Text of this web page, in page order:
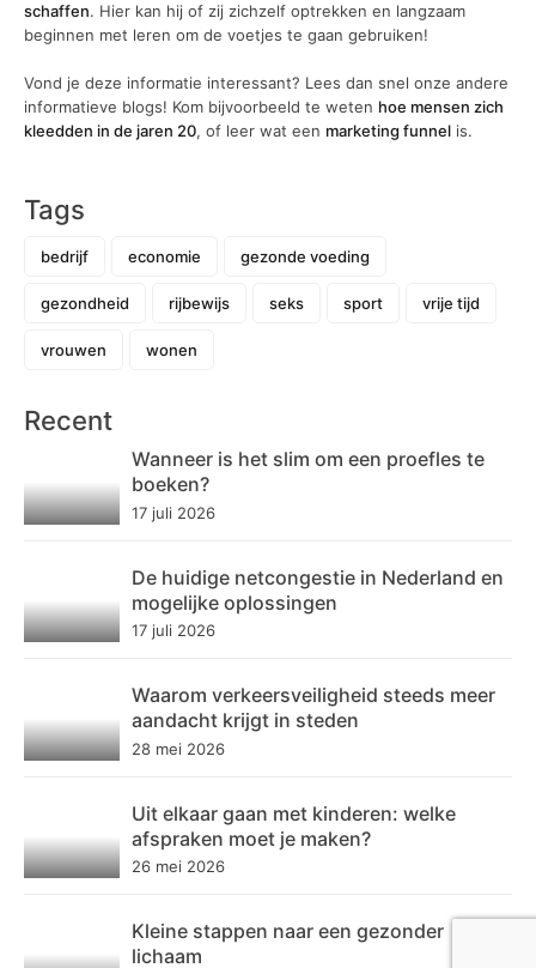
schaffen. Hier kan hij of zij zichzelf optrekken en langzaam
beginnen met leren om de voetjes te gaan gebruiken!
Vond je deze informatie interessant? Lees dan snel onze andere
informatieve blogs! Kom bijvoorbeeld te weten hoe mensen zich
kleedden in de jaren 20, of leer wat een marketing funnel is.
Tags
bedrijf economie gezonde voeding
gezondheid rijbewijs seks sport vrije tijd
vrouwen wonen
Recent
Wanneer is het slim om een proefles te
boeken?
17 juli 2026
De huidige netcongestie in Nederland en
mogelijke oplossingen
17 juli 2026
Waarom verkeersveiligheid steeds meer
aandacht krijgt in steden
28 mei 2026
Uit elkaar gaan met kinderen: welke
afspraken moet je maken?
26 mei 2026
Kleine stappen naar een gezonder
lichaam